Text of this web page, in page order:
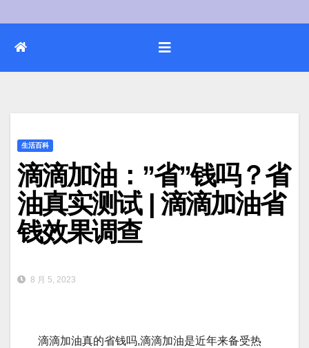
生活百科
滴滴加油：”省”钱吗？省
油真实测试 | 滴滴加油省
钱效果调查
8 月 5, 2023
滴滴加油真的省钱吗,滴滴加油是近年来备受热